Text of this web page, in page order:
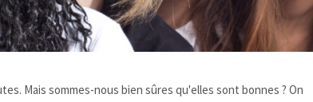
Mais sommes-nous bien sûres qu'elles sont bonnes ? On